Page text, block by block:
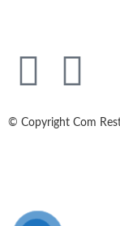
© Copyright Com